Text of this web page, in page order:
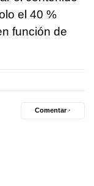
el 40 %
función de
Comentar ·